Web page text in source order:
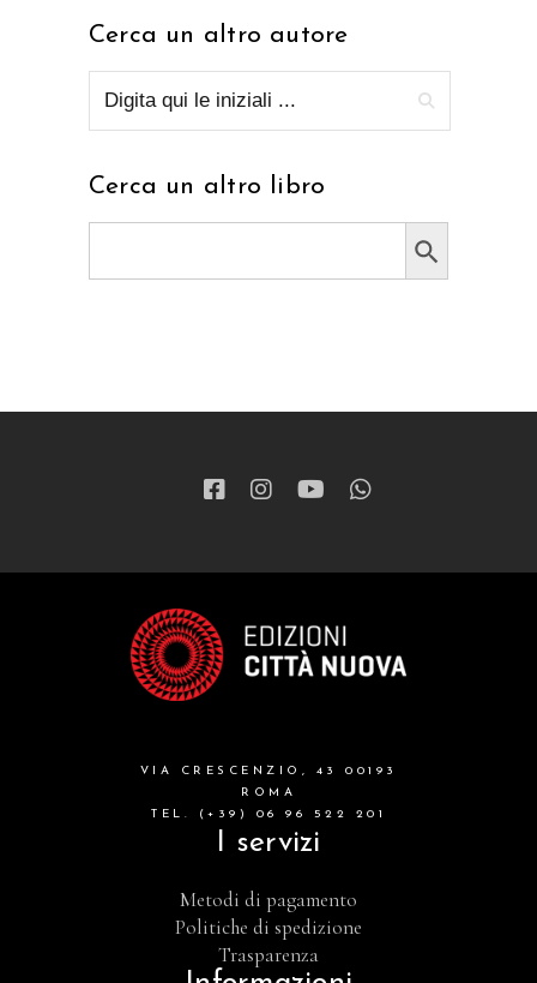
Cerca un altro autore
Cerca un altro libro
Search Button
VIA CRESCENZIO, 43 00193
ROMA
TEL. (+39) 06 96 522 201
I servizi
Metodi di pagamento
Politiche di spedizione
Trasparenza